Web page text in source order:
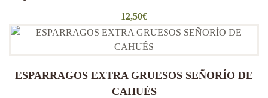
12,50€
ESPARRAGOS EXTRA GRUESOS SEÑORÍO DE
CAHUÉS